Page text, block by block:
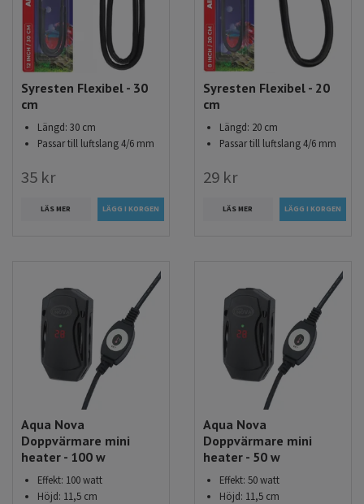
Syresten Flexibel - 30
cm
Längd: 30 cm
Passar till luftslang 4/6 mm
35 kr
LÄS MER
Syresten Flexibel - 20
cm
Längd: 20 cm
Passar till luftslang 4/6 mm
29 kr
LÄS MER
Aqua Nova
Doppvärmare mini
heater - 100 w
Effekt: 100 watt
Höjd: 11,5 cm
Aqua Nova
Doppvärmare mini
heater - 50 w
Effekt: 50 watt
Höjd: 11,5 cm